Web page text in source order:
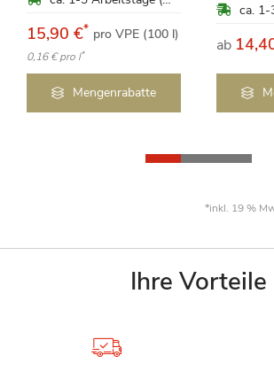
15,90 €* pro VPE (100 l)
0,16 €pro l*
Mengenrabatte
ab
*inkl. 19 %
Ihre Vorteile